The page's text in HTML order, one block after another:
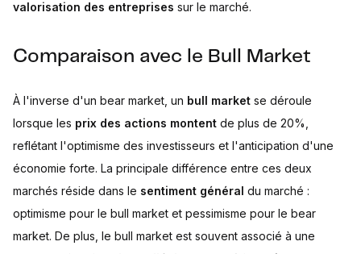
valorisation des entreprises sur le marché.
Comparaison avec le Bull Market
À l'inverse d'un bear market, un bull market se déroule
lorsque les prix des actions montent de plus de 20%,
reflétant l'optimisme des investisseurs et l'anticipation d'une
économie forte. La principale différence entre ces deux
marchés réside dans le sentiment général du marché :
optimisme pour le bull market et pessimisme pour le bear
market. De plus, le bull market est souvent associé à une